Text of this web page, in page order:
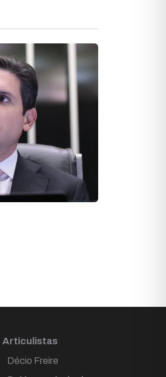
Articulistas
Décio Freire